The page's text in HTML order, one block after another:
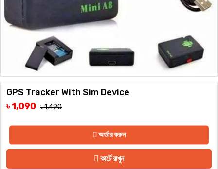
GPS Tracker With Sim Device
৳ 1,090 ৳ 1,490
অর্ডার করুন
কার্টে রাখুন